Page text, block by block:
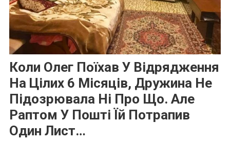
Коли Олег Поїхав У Відрядження
На Цілих 6 Місяців, Дружина Не
Підозрювала Ні Про Що. Але
Раптом У Пошті Їй Потрапив
Один Лист…